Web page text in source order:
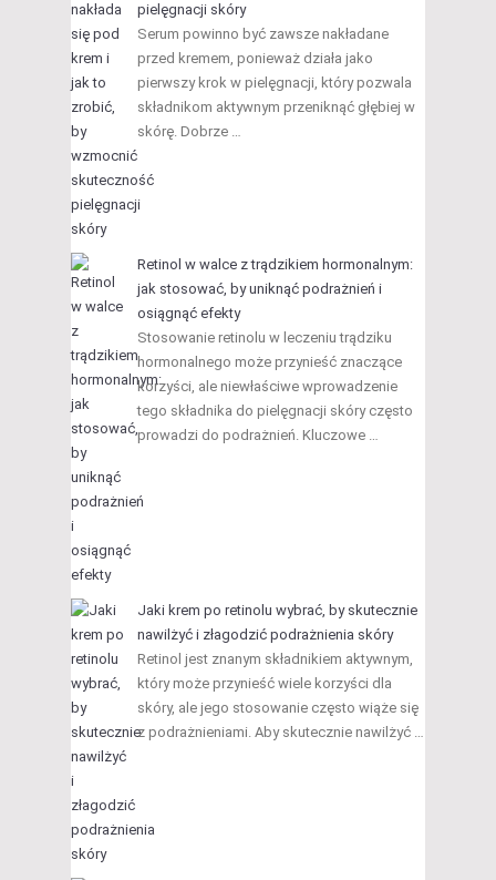
pielęgnacji skóry
Serum powinno być zawsze nakładane
przed kremem, ponieważ działa jako
pierwszy krok w pielęgnacji, który pozwala
składnikom aktywnym przeniknąć głębiej w
skórę. Dobrze …
Retinol w walce z trądzikiem hormonalnym:
jak stosować, by uniknąć podrażnień i
osiągnąć efekty
Stosowanie retinolu w leczeniu trądziku
hormonalnego może przynieść znaczące
korzyści, ale niewłaściwe wprowadzenie
tego składnika do pielęgnacji skóry często
prowadzi do podrażnień. Kluczowe …
Jaki krem po retinolu wybrać, by skutecznie
nawilżyć i złagodzić podrażnienia skóry
Retinol jest znanym składnikiem aktywnym,
który może przynieść wiele korzyści dla
skóry, ale jego stosowanie często wiąże się
z podrażnieniami. Aby skutecznie nawilżyć …